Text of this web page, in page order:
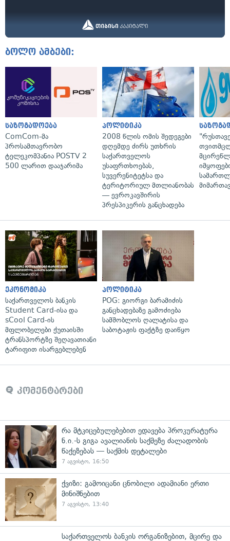
ბოლო ამბები:
საზოგადოება
ComCom-მა
პროსამთავრობო
ტელეკომპანია POSTV 2
500 ლარით დააჯარიმა
პოლიტიკა
2008 წლის ომის შედეგები
დღემდე ძირს უთხრის
საქართველოს
უსაფრთხოებას,
სუვერენიტეტსა და
ტერიტორიულ მთლიანობას
— ევროკავშირის
პრესპიკერის განცხადება
ეკონომიკა
საქართველოს ბანკის
Student Card-ისა და
sCool Card-ის
მფლობელები ქუთაისში
ტრანსპორტზე შეღავათიანი
ტარიფით ისარგებლებენ
პოლიტიკა
POG: გიორგი ბარამიძის
განცხადებაზე გამოძიება
სამშობლოს ღალატისა და
საბოტაჟის ფაქტზე დაიწყო
კომენტარები
რა მტკიცებულებებით ედავება პროკურატურა
ნ.ი.-ს გიგა ავალიანის საქმეზე ძალადობის
წაქეზებას — საქმის დეტალები
7 აგვისტო, 16:50
ქვიზი: გამოიცანი ცნობილი ადამიანი ერთი
მინიშნებით
7 აგვისტო, 13:40
საქართველოს ბანკის ორგანიზებით, მცირე და